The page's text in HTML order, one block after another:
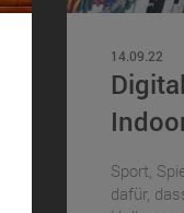
14.09.22
Sport,
dafür,